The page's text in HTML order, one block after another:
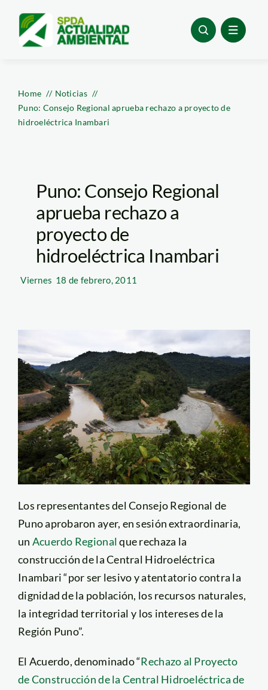
content
Home
Noticias
Puno: Consejo Regional aprueba rechazo a proyecto de
hidroeléctrica Inambari
Puno: Consejo Regional
aprueba rechazo a
proyecto de
hidroeléctrica Inambari
Viernes 18 de febrero, 2011
Los representantes del Consejo Regional de
Puno aprobaron ayer, en sesión extraordinaria,
un Acuerdo Regionalque rechaza la
construcción de la Central Hidroeléctrica
Inambari “por ser lesivo y atentatorio contra la
dignidad de la población, los recursos naturales,
la integridad territorial y los intereses de la
Región Puno”.
El Acuerdo, denominado “Rechazo al Proyecto
de Construcción de la Central Hidroeléctrica de